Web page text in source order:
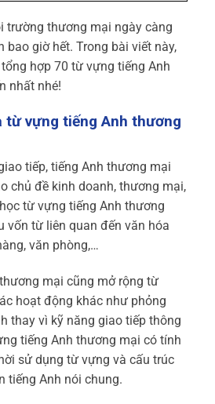
trường thương mại ngày càng
bao giờ hết. Trong bài viết này,
tổng hợp 70 từ vựng tiếng Anh
nhất nhé!
từ vựng tiếng Anh thương
tiếp, tiếng Anh thương mại
chủ đề kinh doanh, thương mại,
từ vựng tiếng Anh thương
vốn từ liên quan đến văn hóa
văn phòng,…
mại cũng mở rộng từ
hoạt động khác như phỏng
thay vì kỹ năng giao tiếp thông
tiếng Anh thương mại có tính
sử dụng từ vựng và cấu trúc
tiếng Anh nói chung.